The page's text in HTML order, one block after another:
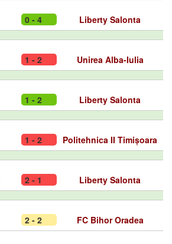
0 - 4 Liberty Salonta
1 - 2 Unirea Alba-Iulia
1 - 2 Liberty Salonta
1 - 2 Politehnica II Timișoara
2 - 1 Liberty Salonta
2 - 2 FC Bihor Oradea